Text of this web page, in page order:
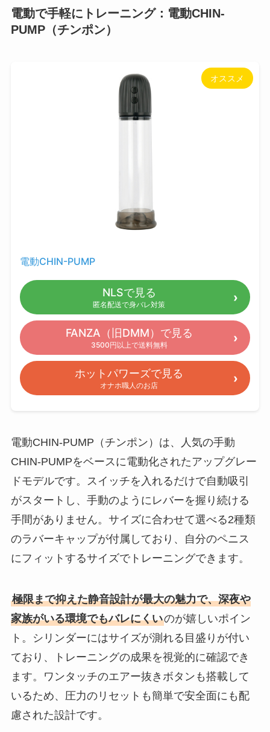
電動で手軽にトレーニング：電動CHIN-
PUMP（チンポン）
オススメ
電動CHIN-PUMP
NLSで見る
匿名配送で身バレ対策
FANZA（旧DMM）で見る
3500円以上で送料無料
ホットパワーズで見る
オナホ職人のお店
電動CHIN-PUMP（チンポン）は、人気の手動
CHIN-PUMPをベースに電動化されたアップグレー
ドモデルです。スイッチを入れるだけで自動吸引
がスタートし、手動のようにレバーを握り続ける
手間がありません。サイズに合わせて選べる2種類
のラバーキャップが付属しており、自分のペニス
にフィットするサイズでトレーニングできます。
極限まで抑えた静音設計が最大の魅力で、深夜や
家族がいる環境でもバレにくいのが嬉しいポイン
ト。シリンダーにはサイズが測れる目盛りが付い
ており、トレーニングの成果を視覚的に確認でき
ます。ワンタッチのエアー抜きボタンも搭載して
いるため、圧力のリセットも簡単で安全面にも配
慮された設計です。